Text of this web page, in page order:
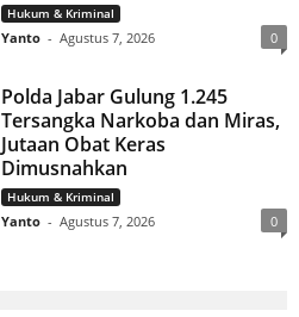
Hukum & Kriminal
Yanto - Agustus 7, 2026 0
Polda Jabar Gulung 1.245
Tersangka Narkoba dan Miras,
Jutaan Obat Keras
Dimusnahkan
Hukum & Kriminal
Yanto - Agustus 7, 2026 0